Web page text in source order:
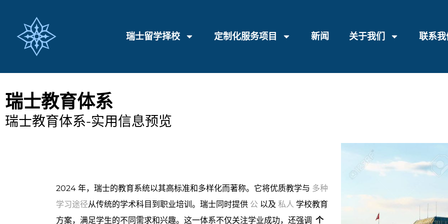
瑞士留学择校 定制化服务项目 新闻 关于我们 联系我
瑞士教育体系
瑞士教育体系-实用信息预览
2024 年，瑞士的教育系统以其高标准和多样化而著称。它将优质教学与 多种
学习途径从传统的学术科目到职业培训。瑞士同时提供 公 以及 私人 学校教育
方案，满足学生的不同需求和兴趣。这一体系不仅关注学业成功，还强调 个